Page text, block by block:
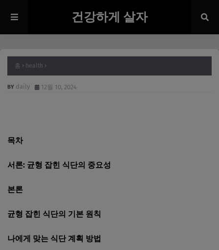
건강하게 살자
홈 health
daily 12월 10, 2024
목차
서론: 균형 잡힌 식단의 중요성
본론
균형 잡힌 식단의 기본 원칙
나에게 맞는 식단 계획 방법